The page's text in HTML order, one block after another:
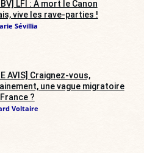
BV] LFI : À mort le Canon
vive les rave-parties !
Sévillia
AVIS] Craignez-vous,
une vague migratoire
?
Voltaire